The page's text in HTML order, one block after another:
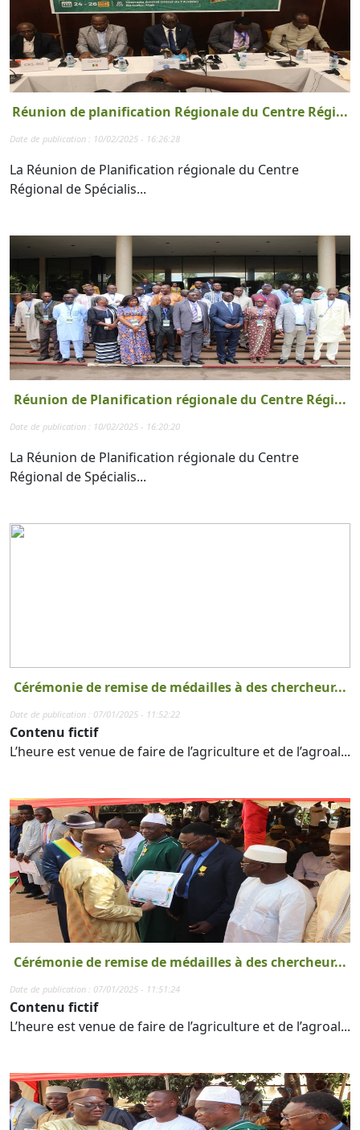
Réunion de planification Régionale du Centre Régi...
Date de publication : 10/02/2025 - 16:26:28
La Réunion de Planification régionale du Centre
Régional de Spécialis...
Réunion de Planification régionale du Centre Régi...
Date de publication : 10/02/2025 - 16:20:20
La Réunion de Planification régionale du Centre
Régional de Spécialis...
Cérémonie de remise de médailles à des chercheur...
Date de publication : 07/01/2025 - 11:52:22
Contenu fictif
L’heure est venue de faire de l’agriculture et de l’agroal...
Cérémonie de remise de médailles à des chercheur...
Date de publication : 07/01/2025 - 11:51:24
Contenu fictif
L’heure est venue de faire de l’agriculture et de l’agroal...